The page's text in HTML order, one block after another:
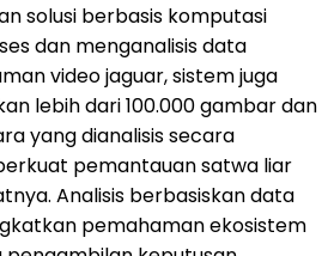
solusi berbasis komputasi
dan menganalisis data
video jaguar, sistem juga
lebih dari 100.000 gambar dan
yang dianalisis secara
pemantauan satwa liar
Analisis berbasiskan data
pemahaman ekosistem